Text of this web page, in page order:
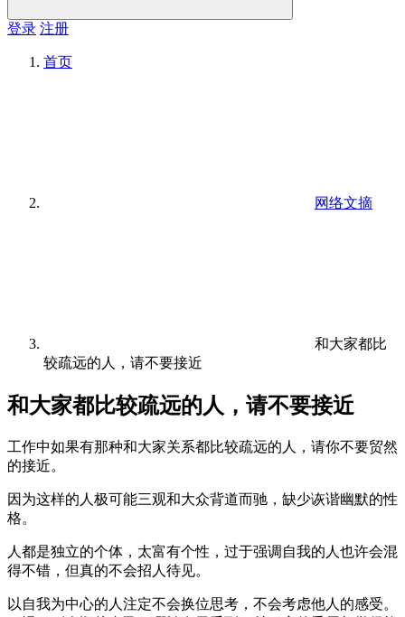
登录 注册
首页
网络文摘
和大家都比
较疏远的人，请不要接近
和大家都比较疏远的人，请不要接近
工作中如果有那种和大家关系都比较疏远的人，请你不要贸然
的接近。
因为这样的人极可能三观和大众背道而驰，缺少诙谐幽默的性
格。
人都是独立的个体，太富有个性，过于强调自我的人也许会混
得不错，但真的不会招人待见。
以自我为中心的人注定不会换位思考，不会考虑他人的感受。